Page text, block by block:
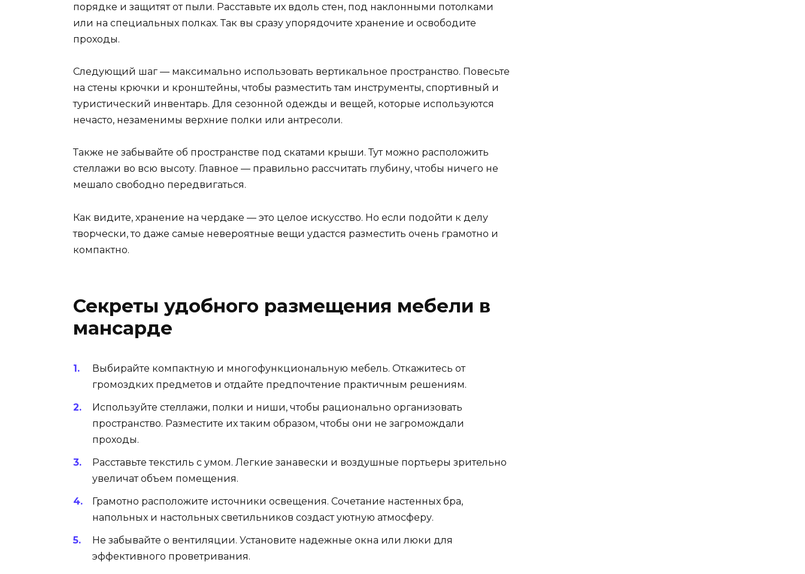
порядке и защитят от пыли. Расставьте их вдоль стен, под наклонными потолками
или на специальных полках. Так вы сразу упорядочите хранение и освободите
проходы.
Следующий шаг — максимально использовать вертикальное пространство. Повесьте
на стены крючки и кронштейны, чтобы разместить там инструменты, спортивный и
туристический инвентарь. Для сезонной одежды и вещей, которые используются
нечасто, незаменимы верхние полки или антресоли.
Также не забывайте об пространстве под скатами крыши. Тут можно расположить
стеллажи во всю высоту. Главное — правильно рассчитать глубину, чтобы ничего не
мешало свободно передвигаться.
Как видите, хранение на чердаке — это целое искусство. Но если подойти к делу
творчески, то даже самые невероятные вещи удастся разместить очень грамотно и
компактно.
Секреты удобного размещения мебели в
мансарде
Выбирайте компактную и многофункциональную мебель. Откажитесь от
громоздких предметов и отдайте предпочтение практичным решениям.
Используйте стеллажи, полки и ниши, чтобы рационально организовать
пространство. Разместите их таким образом, чтобы они не загромождали
проходы.
Расставьте текстиль с умом. Легкие занавески и воздушные портьеры зрительно
увеличат объем помещения.
Грамотно расположите источники освещения. Сочетание настенных бра,
напольных и настольных светильников создаст уютную атмосферу.
Не забывайте о вентиляции. Установите надежные окна или люки для
эффективного проветривания.